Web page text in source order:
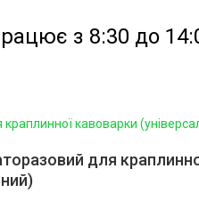
з 8:30 до
кавоварки
для